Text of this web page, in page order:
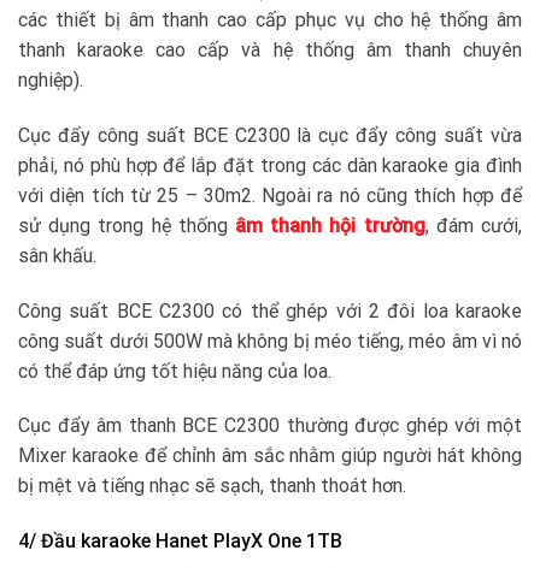
các thiết bị âm thanh cao cấp phục vụ cho hệ thống âm
thanh karaoke cao cấp và hệ thống âm thanh chuyên
nghiệp).
Cục đẩy công suất BCE C2300 là cục đẩy công suất vừa
phải, nó phù hợp để lắp đặt trong các dàn karaoke gia đình
với diện tích từ 25 – 30m2. Ngoài ra nó cũng thích hợp để
sử dụng trong hệ thống âm thanh hội trường, đám cưới,
sân khấu.
Công suất BCE C2300 có thể ghép với 2 đôi loa karaoke
công suất dưới 500W mà không bị méo tiếng, méo âm vì nó
có thể đáp ứng tốt hiệu năng của loa.
Cục đẩy âm thanh BCE C2300 thường được ghép với một
Mixer karaoke để chỉnh âm sắc nhằm giúp người hát không
bị mệt và tiếng nhạc sẽ sạch, thanh thoát hơn.
4/ Đầu karaoke Hanet PlayX One 1TB